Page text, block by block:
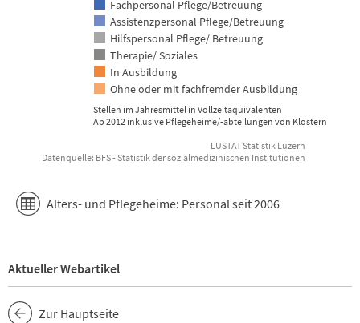
Stellen im Jahresmittel in Vollzeitäquivalenten
Ab 2012 inklusive Pflegeheime/-abteilungen von Klöstern
Fachpersonal Pflege/Betreuung
Assistenzpersonal Pflege/Betreuung
Hilfspersonal Pflege/ Betreuung
Therapie/ Soziales
In Ausbildung
Ohne oder mit fachfremder Ausbildung
LUSTAT Statistik Luzern
Datenquelle: BFS - Statistik der sozialmedizinischen Institutionen
Alters- und Pflegeheime: Personal seit 2006
Aktueller Webartikel
Zur Hauptseite